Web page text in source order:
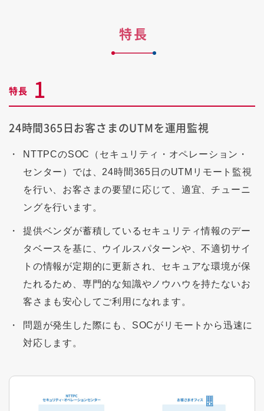
特長
特長 1
24時間365日お客さまのUTMを運用監視
NTTPCのSOC（セキュリティ・オペレーション・
センター）では、24時間365日のUTMリモート監視
を行い、お客さまの要望に応じて、適宜、チューニ
ングを行います。
提供ベンダが蓄積しているセキュリティ情報のデー
タベースを基に、ウイルスパターンや、不適切サイ
トの情報が定期的に更新され、セキュアな環境が保
たれるため、専門的な知識やノウハウを持たないお
客さまも安心してご利用になれます。
問題が発生した際にも、SOCがリモートから迅速に
対応します。